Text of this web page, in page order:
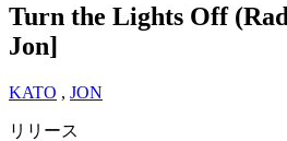
Turn the Lights Off
Jon]
KATO , JON
リリース